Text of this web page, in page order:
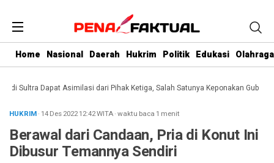
Home Nasional Daerah Hukrim Politik Edukasi Olahraga
Dapat Asimilasi dari Pihak Ketiga, Salah Satunya Keponakan Gubernur
HUKRIM· 14 Des 202212:42WITA·waktu baca 1 menit
Berawal dari Candaan, Pria di Konut Ini
Dibusur Temannya Sendiri